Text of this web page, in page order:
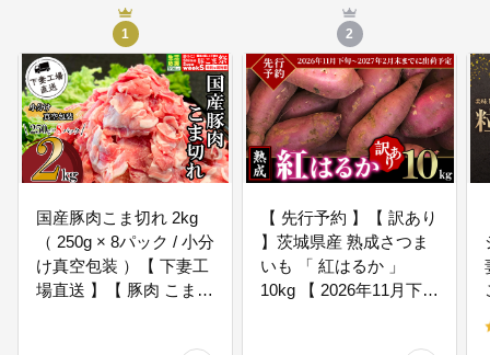
04
産業活力都市に関する事業（農
業・商業・工業・観光等）
従来の産業分野だけでなく、新た
に福祉、医療、環境、文化、観光
やITなど、様々な分野において産
業育成を図っていくことで、地域
がととのった産業活力都市”を目指
します。
05
自立協働都市に関する事業（財政
市民と市が互いに信頼し合い、と
1
国産豚肉こま切れ 2kg
（ 250g × 8パック / 小分
け真空包装 ）【 下妻工
場直送 】【 豚肉 こま切
2
【 先行予約 】【 訳あり
】茨城県産 熟成さつま
いも 「 紅はるか 」
10kg 【 2026年11月下旬